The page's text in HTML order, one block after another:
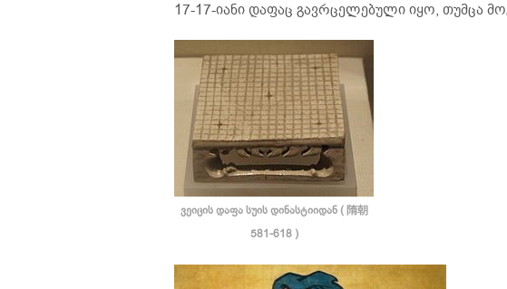
17-17-იანი დაფაც გავრცელებული იყო, თუმცა
ვეიცის დაფა სუის დინასტიიდან ( 隋朝
581-618 )